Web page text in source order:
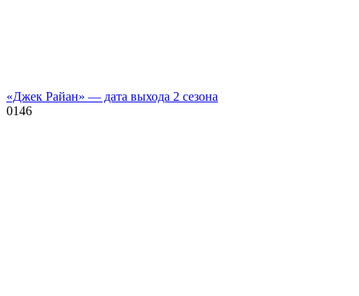
«Джек Райан» — дата выхода 2 сезона
0146